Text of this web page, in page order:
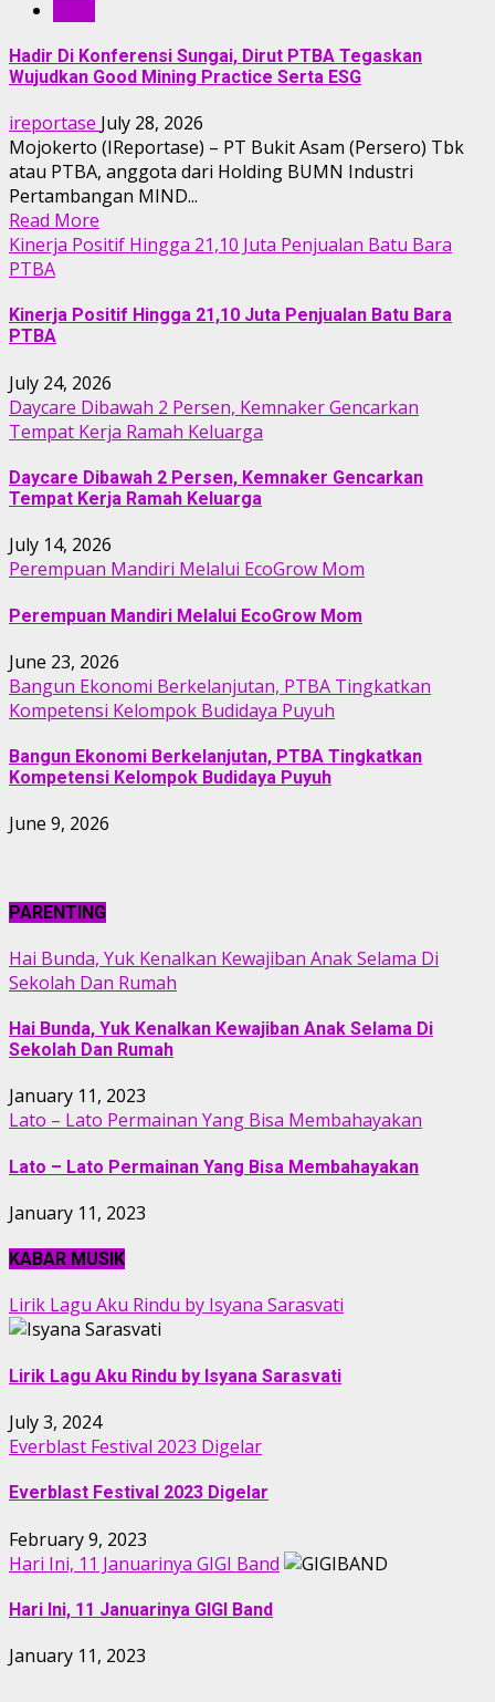
Hadir Di Konferensi Sungai, Dirut PTBA Tegaskan
Wujudkan Good Mining Practice Serta ESG
ireportase July 28, 2026
Mojokerto (IReportase) – PT Bukit Asam (Persero) Tbk
atau PTBA, anggota dari Holding BUMN Industri
Pertambangan MIND...
Read More
Kinerja Positif Hingga 21,10 Juta Penjualan Batu Bara
PTBA
Kinerja Positif Hingga 21,10 Juta Penjualan Batu Bara
PTBA
July 24, 2026
Daycare Dibawah 2 Persen, Kemnaker Gencarkan
Tempat Kerja Ramah Keluarga
Daycare Dibawah 2 Persen, Kemnaker Gencarkan
Tempat Kerja Ramah Keluarga
July 14, 2026
Perempuan Mandiri Melalui EcoGrow Mom
Perempuan Mandiri Melalui EcoGrow Mom
June 23, 2026
Bangun Ekonomi Berkelanjutan, PTBA Tingkatkan
Kompetensi Kelompok Budidaya Puyuh
Bangun Ekonomi Berkelanjutan, PTBA Tingkatkan
Kompetensi Kelompok Budidaya Puyuh
June 9, 2026
PARENTING
Hai Bunda, Yuk Kenalkan Kewajiban Anak Selama Di
Sekolah Dan Rumah
Hai Bunda, Yuk Kenalkan Kewajiban Anak Selama Di
Sekolah Dan Rumah
January 11, 2023
Lato – Lato Permainan Yang Bisa Membahayakan
Lato – Lato Permainan Yang Bisa Membahayakan
January 11, 2023
KABAR MUSIK
Lirik Lagu Aku Rindu by Isyana Sarasvati
Lirik Lagu Aku Rindu by Isyana Sarasvati
July 3, 2024
Everblast Festival 2023 Digelar
Everblast Festival 2023 Digelar
February 9, 2023
Hari Ini, 11 Januarinya GIGI Band
Hari Ini, 11 Januarinya GIGI Band
January 11, 2023